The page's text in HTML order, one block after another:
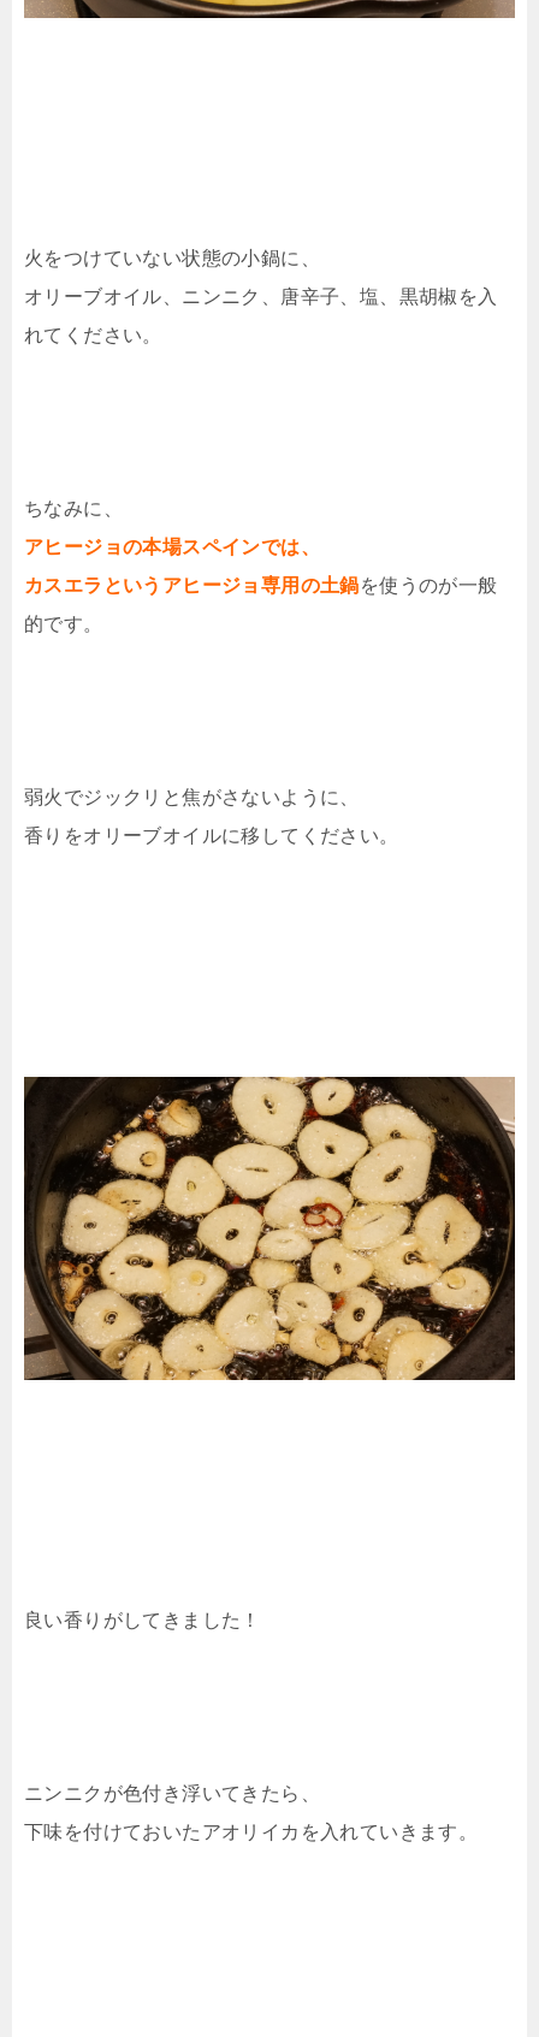
火をつけていない状態の小鍋に、
オリーブオイル、ニンニク、唐辛子、塩、黒胡椒を入
れてください。
ちなみに、
アヒージョの本場スペインでは、
カスエラというアヒージョ専用の土鍋を使うのが一般
的です。
弱火でジックリと焦がさないように、
香りをオリーブオイルに移してください。
良い香りがしてきました！
ニンニクが色付き浮いてきたら、
下味を付けておいたアオリイカを入れていきます。